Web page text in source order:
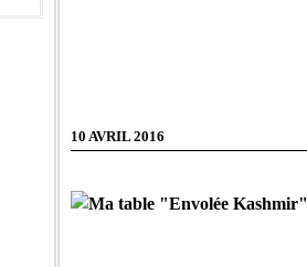
10 AVRIL 2016